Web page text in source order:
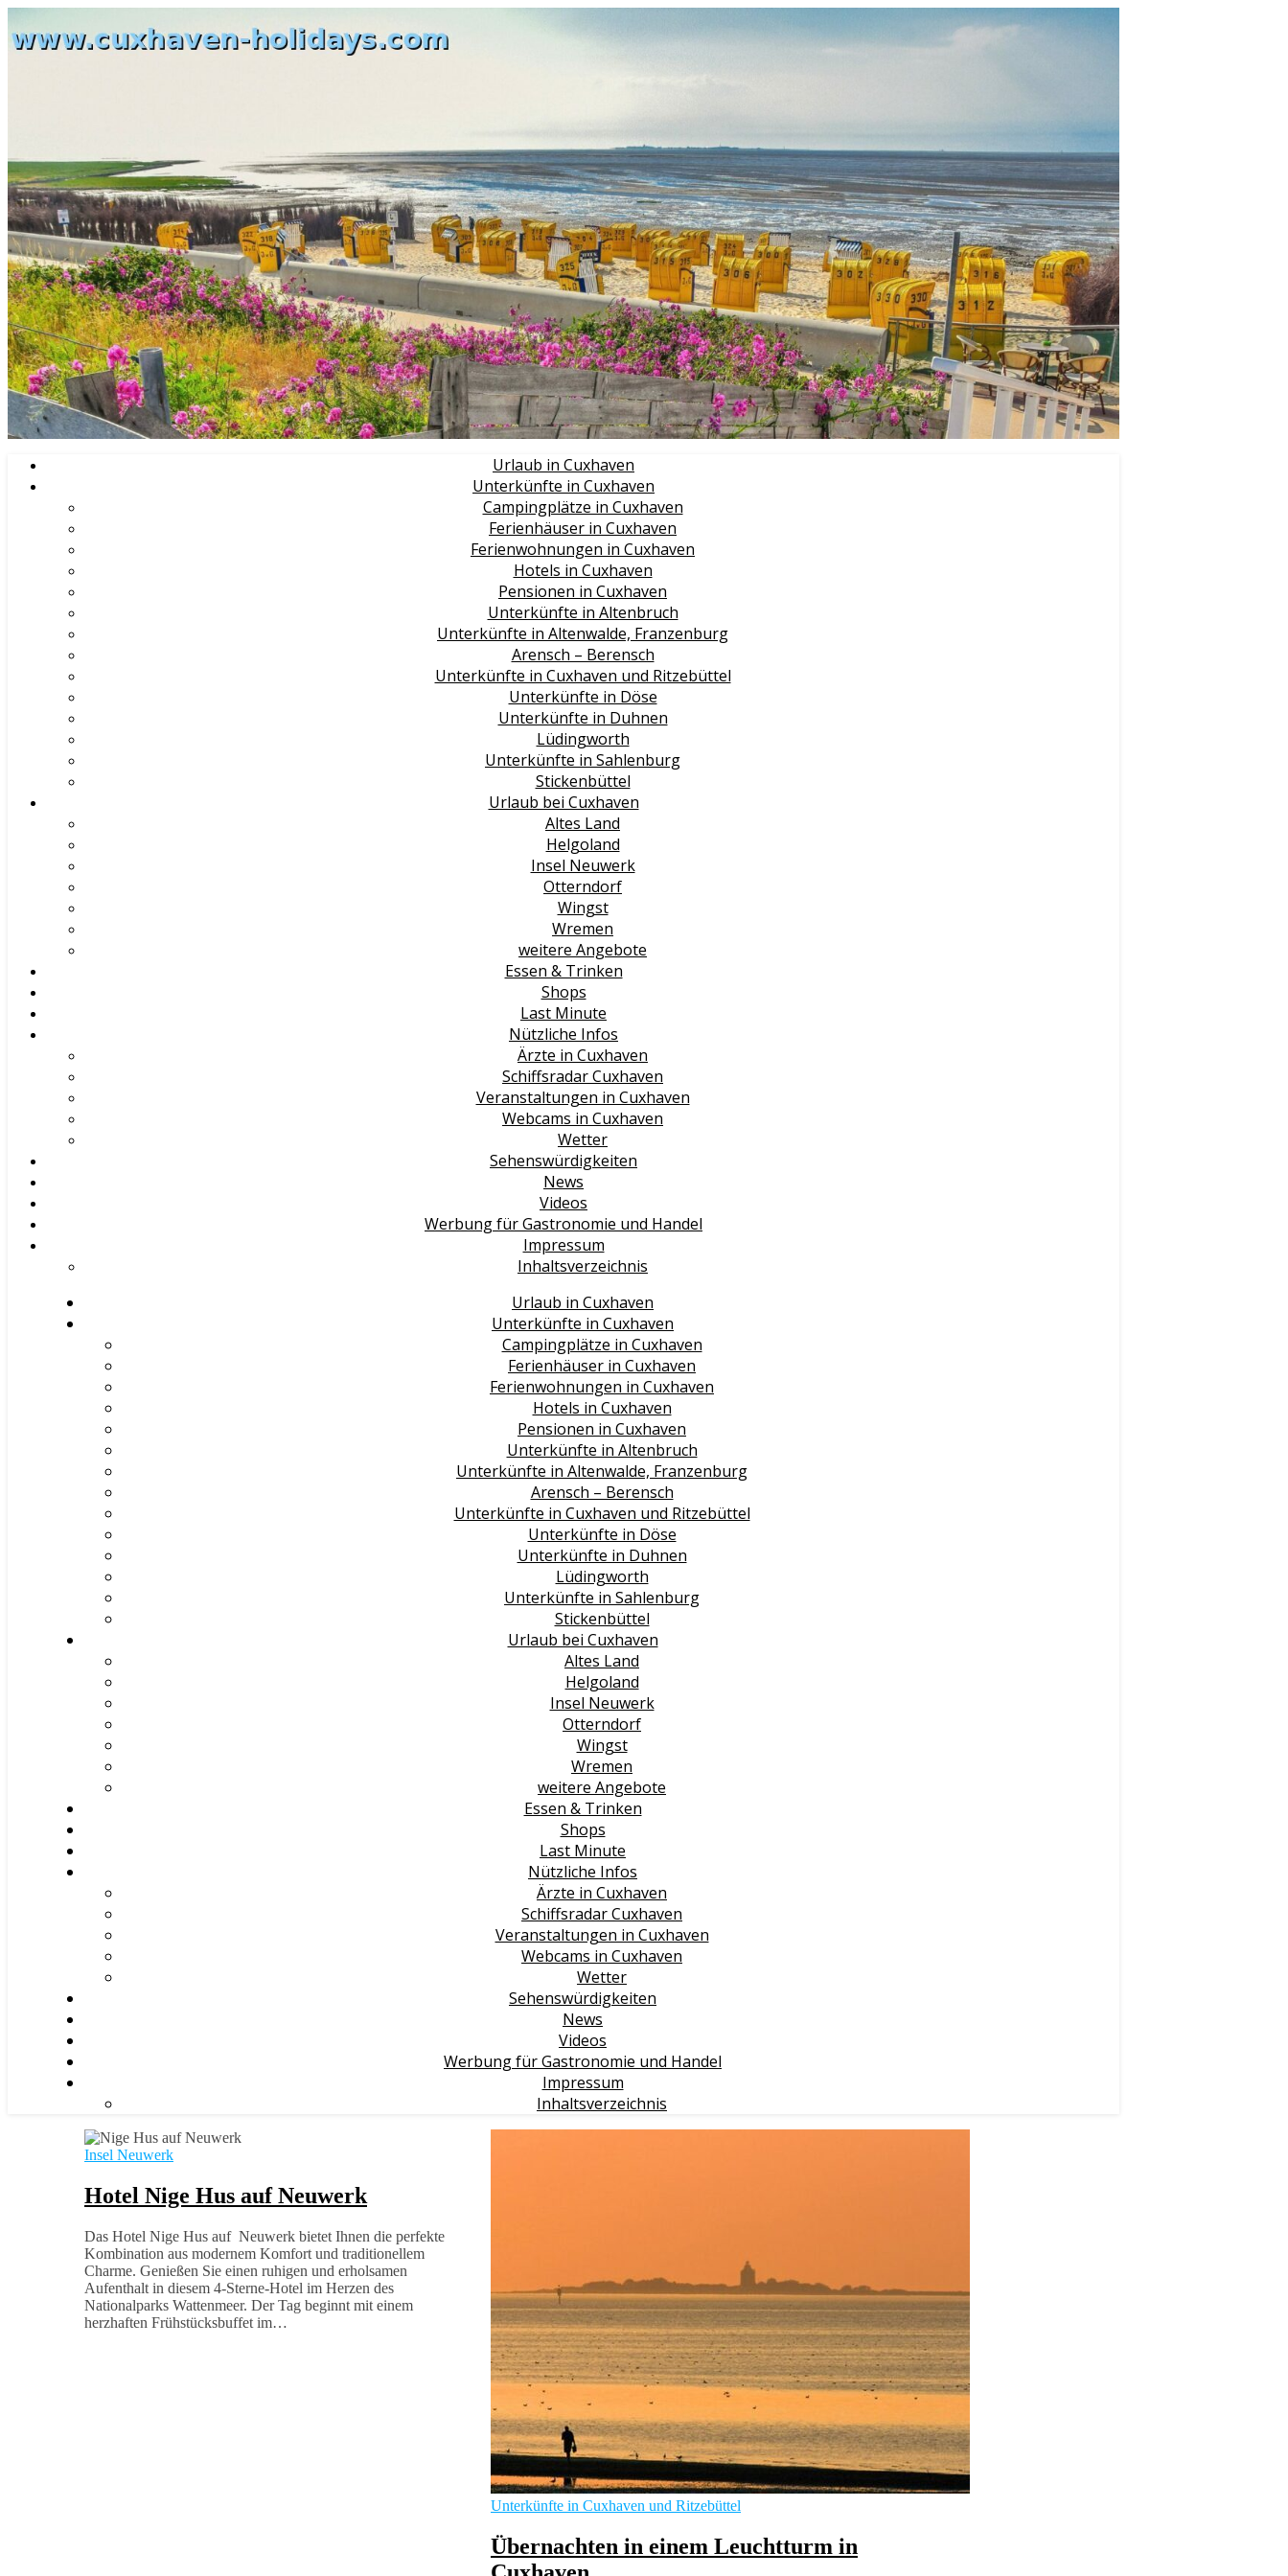
Urlaub in Cuxhaven
Unterkünfte in Cuxhaven
Campingplätze in Cuxhaven
Ferienhäuser in Cuxhaven
Ferienwohnungen in Cuxhaven
Hotels in Cuxhaven
Pensionen in Cuxhaven
Unterkünfte in Altenbruch
Unterkünfte in Altenwalde, Franzenburg
Arensch – Berensch
Unterkünfte in Cuxhaven und Ritzebüttel
Unterkünfte in Döse
Unterkünfte in Duhnen
Lüdingworth
Unterkünfte in Sahlenburg
Stickenbüttel
Urlaub bei Cuxhaven
Altes Land
Helgoland
Insel Neuwerk
Otterndorf
Wingst
Wremen
weitere Angebote
Essen & Trinken
Shops
Last Minute
Nützliche Infos
Ärzte in Cuxhaven
Schiffsradar Cuxhaven
Veranstaltungen in Cuxhaven
Webcams in Cuxhaven
Wetter
Sehenswürdigkeiten
News
Videos
Werbung für Gastronomie und Handel
Impressum
Inhaltsverzeichnis
Urlaub in Cuxhaven
Unterkünfte in Cuxhaven
Campingplätze in Cuxhaven
Ferienhäuser in Cuxhaven
Ferienwohnungen in Cuxhaven
Hotels in Cuxhaven
Pensionen in Cuxhaven
Unterkünfte in Altenbruch
Unterkünfte in Altenwalde, Franzenburg
Arensch – Berensch
Unterkünfte in Cuxhaven und Ritzebüttel
Unterkünfte in Döse
Unterkünfte in Duhnen
Lüdingworth
Unterkünfte in Sahlenburg
Stickenbüttel
Urlaub bei Cuxhaven
Altes Land
Helgoland
Insel Neuwerk
Otterndorf
Wingst
Wremen
weitere Angebote
Essen & Trinken
Shops
Last Minute
Sehenswürdigkeiten
News
Videos
Werbung für Gastronomie und Handel
Impressum
Inhaltsverzeichnis